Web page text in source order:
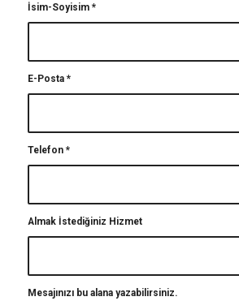
İsim-Soyisim *
E-Posta *
Telefon *
Almak İstediğiniz Hizmet
Mesajınızı bu alana yazabilirsiniz.